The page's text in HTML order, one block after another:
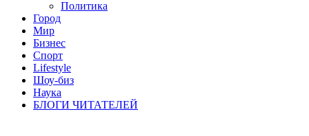
Политика
Город
Мир
Бизнес
Спорт
Lifestyle
Шоу-биз
Наука
БЛОГИ ЧИТАТЕЛЕЙ